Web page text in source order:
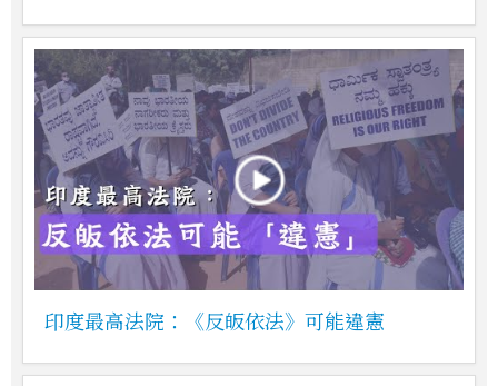
印度最高法院：《反皈依法》可能違憲